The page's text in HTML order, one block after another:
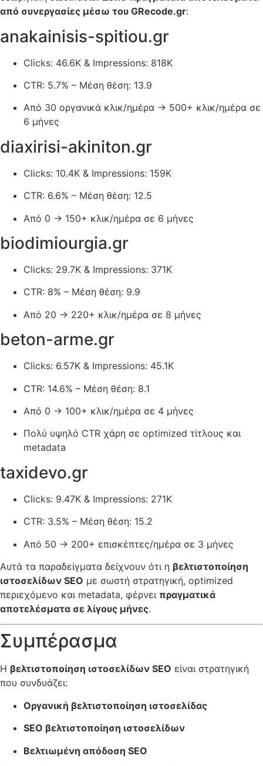
από συνεργασίες μέσω του GRecode.gr:
anakainisis-spitiou.gr
Clicks: 46.6K & Impressions: 818K
CTR: 5.7% – Μέση θέση: 13.9
Από 30 οργανικά κλικ/ημέρα → 500+ κλικ/ημέρα σε
6 μήνες
diaxirisi-akiniton.gr
Clicks: 10.4K & Impressions: 159K
CTR: 6.6% – Μέση θέση: 12.5
Από 0 → 150+ κλικ/ημέρα σε 6 μήνες
biodimiourgia.gr
Clicks: 29.7K & Impressions: 371K
CTR: 8% – Μέση θέση: 9.9
Από 20 → 220+ κλικ/ημέρα σε 8 μήνες
beton-arme.gr
Clicks: 6.57K & Impressions: 45.1K
CTR: 14.6% – Μέση θέση: 8.1
Από 0 → 100+ κλικ/ημέρα σε 4 μήνες
Πολύ υψηλό CTR χάρη σε optimized τίτλους και
metadata
taxidevo.gr
Clicks: 9.47K & Impressions: 271K
CTR: 3.5% – Μέση θέση: 15.2
Από 50 → 200+ επισκέπτες/ημέρα σε 3 μήνες
Αυτά τα παραδείγματα δείχνουν ότι η βελτιστοποίηση
ιστοσελίδων SEO με σωστή στρατηγική, optimized
περιεχόμενο και metadata, φέρνει πραγματικά
αποτελέσματα σε λίγους μήνες.
Συμπέρασμα
Η βελτιστοποίηση ιστοσελίδων SEO είναι στρατηγική
που συνδυάζει:
Οργανική βελτιστοποίηση ιστοσελίδας
SEO βελτιστοποίηση ιστοσελίδων
Βελτιωμένη απόδοση SEO